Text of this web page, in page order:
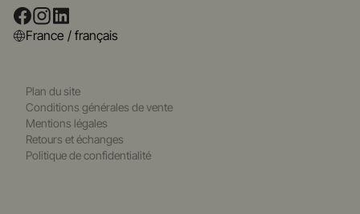
France / français
Plan du site
Conditions générales de vente
Mentions légales
Retours et échanges
Politique de confidentialité